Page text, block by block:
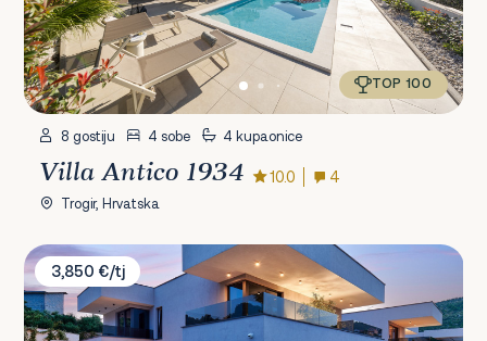
TOP 100
8 gostiju 4 sobe 4 kupaonice
Villa Antico 1934 10.0 4
Trogir, Hrvatska
Villa Lucy Plum
3,850 €/tj